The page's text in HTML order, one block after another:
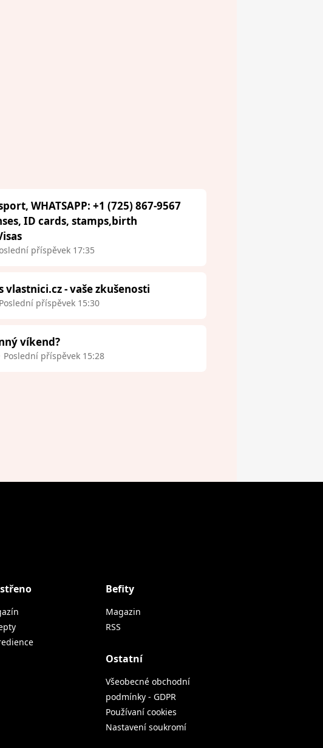
WHATSAPP: +1 (725) 867-9567
ID cards, stamps,birth
příspěvek 17:35
vlastnici.cz - vaše zkušenosti
Poslední příspěvek 15:30
víkend?
Poslední příspěvek 15:28
Befity
Magazin
RSS
Ostatní
Všeobecné obchodní
podmínky - GDPR
Používaní cookies
Nastavení soukromí